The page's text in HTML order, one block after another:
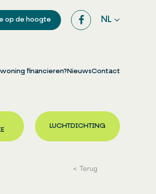
op de hoogte NL
woning financieren?NieuwsContact
LUCHTDICHTING
Terug